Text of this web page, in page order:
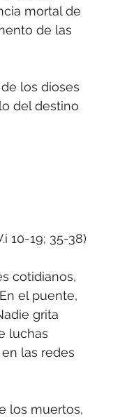
mortal de
de las
los dioses
del destino
10-19; 35-38)
cotidianos,
el puente,
grita
luchas
las redes
los muertos,